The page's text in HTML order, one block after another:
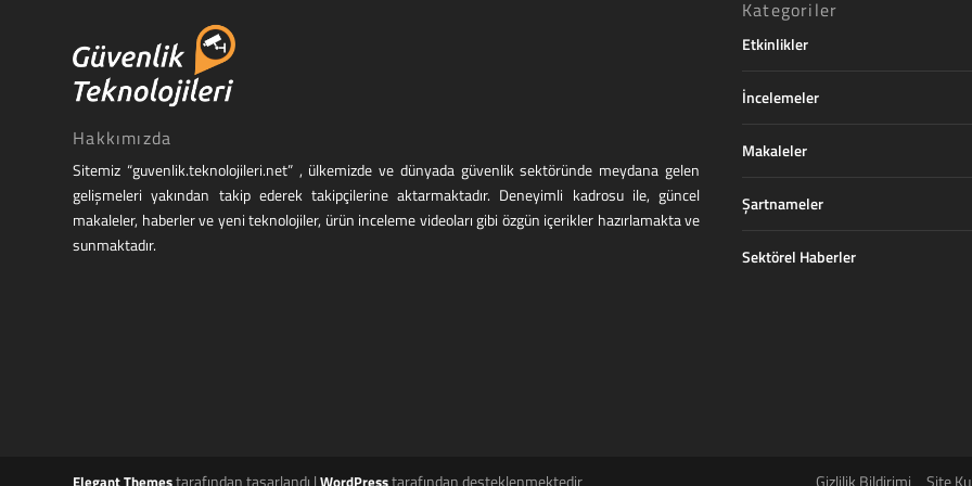
Hakkımızda
Sitemiz “guvenlik.teknolojileri.net” , ülkemizde ve dünyada güvenlik sektöründe meydana gelen
gelişmeleri yakından takip ederek takipçilerine aktarmaktadır. Deneyimli kadrosu ile, güncel
makaleler, haberler ve yeni teknolojiler, ürün inceleme videoları gibi özgün içerikler hazırlamakta ve
sunmaktadır.
Kategoriler
Etkinlikler
İncelemeler
Makaleler
Şartnameler
Sektörel Haberler
tarafından tasarlandı | tarafından desteklenmektedir Gizlilik Bildirimi Site